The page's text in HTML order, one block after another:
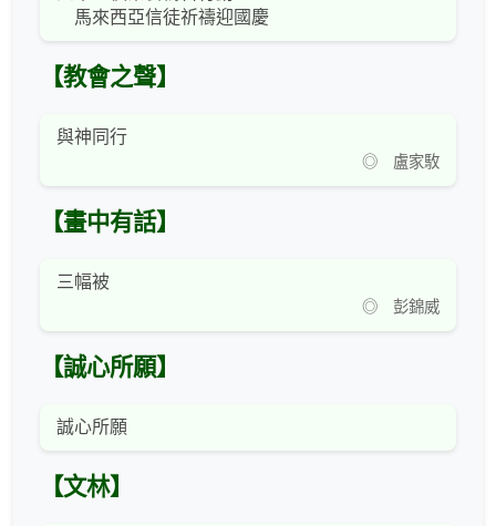
馬來西亞信徒祈禱迎國慶
【教會之聲】
與神同行
◎ 盧家駇
【畫中有話】
三幅被
◎ 彭錦威
【誠心所願】
誠心所願
【文林】